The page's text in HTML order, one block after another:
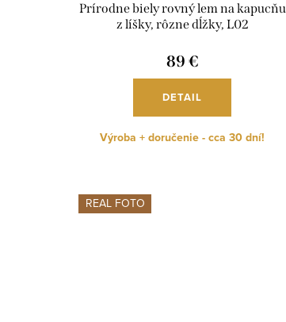
Prírodne biely rovný lem na kapucňu
z líšky, rôzne dĺžky, L02
89 €
DETAIL
Výroba + doručenie - cca 30 dní!
REAL FOTO